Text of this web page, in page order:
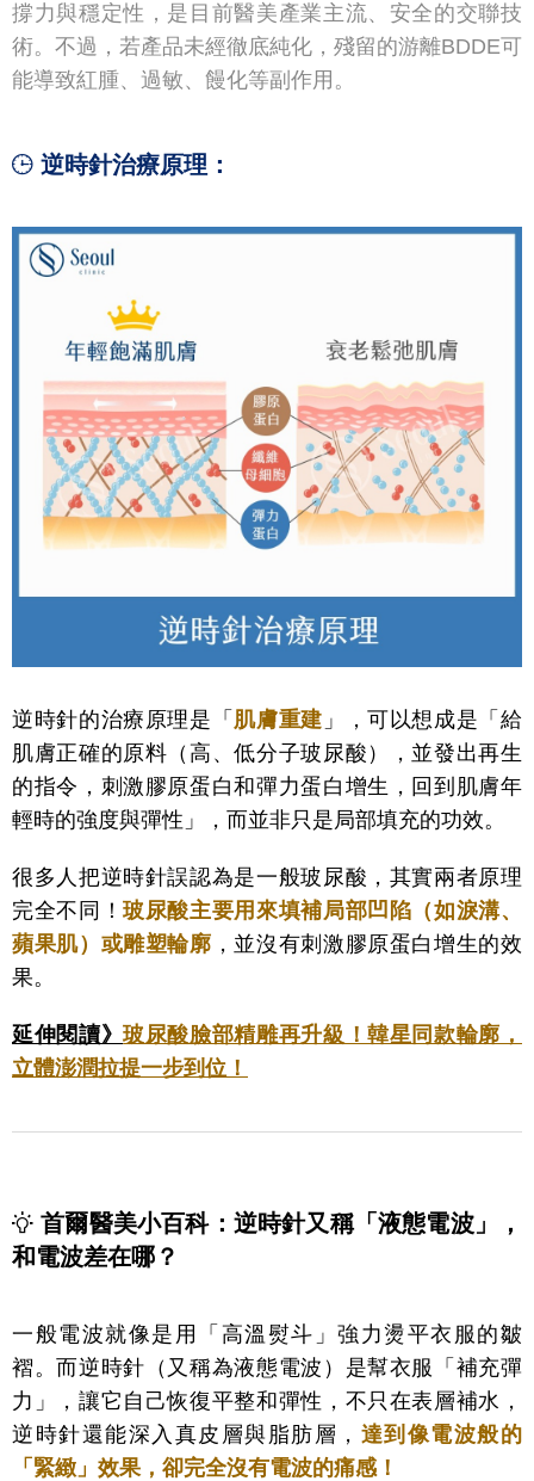
撐力與穩定性，是目前醫美產業主流、安全的交聯技
術。不過，若產品未經徹底純化，殘留的游離BDDE可
能導致紅腫、過敏、饅化等副作用。
逆時針治療原理：
逆時針的治療原理是「 肌膚重建 」，可以想成是「給
肌膚正確的原料（高、低分子玻尿酸），並發出再生
的指令，刺激膠原蛋白和彈力蛋白增生，回到肌膚年
輕時的強度與彈性 」，而並非只是局部填充的功效。
很多人把逆時針誤認為是一般玻尿酸，其實兩者原理
完全不同！玻尿酸主要用來填補局部凹陷（如淚溝、
蘋果肌）或雕塑輪廓 ，並沒有刺激膠原蛋白增生的效
果。
延伸閱讀》玻尿酸臉部精雕再升級！韓星同款輪廓，
立體澎潤拉提一步到位！
首爾醫美小百科：逆時針又稱「液態電波」，
和電波差在哪？
一般電波就像是用「高溫熨斗」強力燙平衣服的皺
褶。而逆時針（又稱為液態電波）是幫衣服「補充彈
力」，讓它自己恢復平整和彈性，不只在表層補水，
逆時針還能深入真皮層與脂肪層， 達到像電波般的
「緊緻」效果，卻完全沒有電波的痛感！